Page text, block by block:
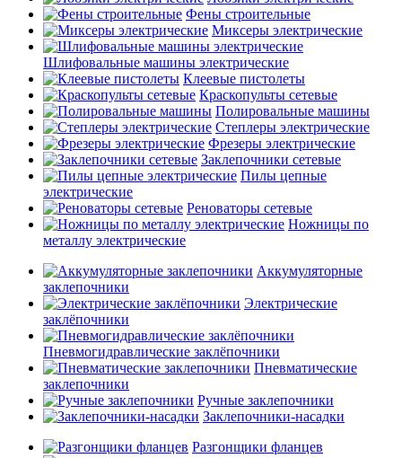
Фены строительные
Миксеры электрические
Шлифовальные машины электрические
Клеевые пистолеты
Краскопульты сетевые
Полировальные машины
Степлеры электрические
Фрезеры электрические
Заклепочники сетевые
Пилы цепные
электрические
Реноваторы сетевые
Ножницы по
металлу электрические
Аккумуляторные
заклепочники
Электрические
заклёпочники
Пневмогидравлические заклёпочники
Пневматические
заклепочники
Ручные заклепочники
Заклепочники-насадки
Разгонщики фланцев